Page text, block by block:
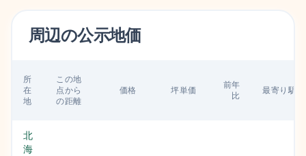
周辺の公示地価
所
在
地
この地
点から
の距離
価格 坪単価
前年
比
最寄り駅
北
海